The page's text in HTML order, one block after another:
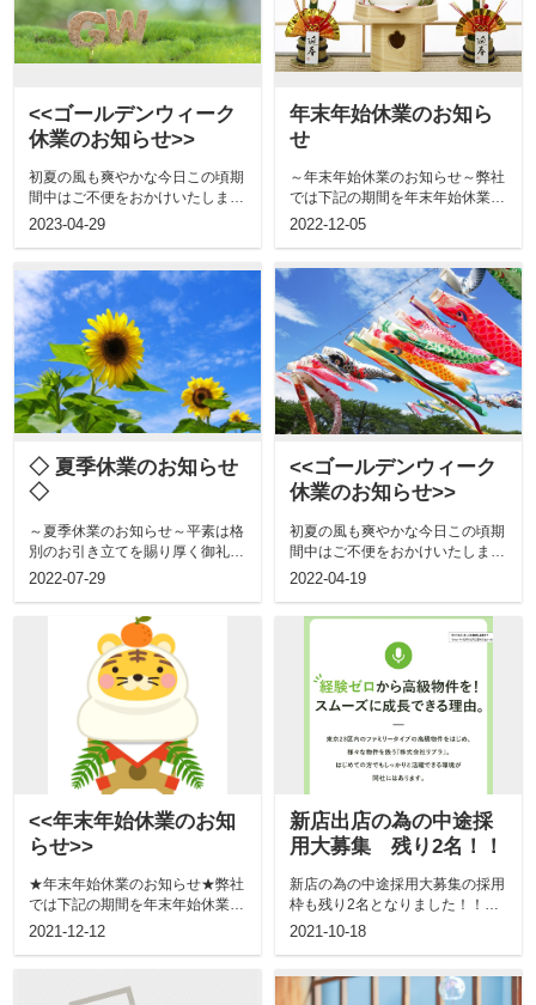
<<ゴールデンウィーク
休業のお知らせ>>
初夏の風も爽やかな今日この頃期
間中はご不便をおかけいたします
が、何卒ご了承くださいますよう
2023-04-29
年末年始休業のお知ら
せ
～年末年始休業のお知らせ～弊社
では下記の期間を年末年始休業と
させていただきます。期間中はご
2022-12-05
◇ 夏季休業のお知らせ
◇
～夏季休業のお知らせ～平素は格
別のお引き立てを賜り厚く御礼申
し上げます。さて、弊社では下記
2022-07-29
<<ゴールデンウィーク
休業のお知らせ>>
初夏の風も爽やかな今日この頃期
間中はご不便をおかけいたします
が、何卒ご了承くださいますよう
2022-04-19
<<年末年始休業のお知
らせ>>
★年末年始休業のお知らせ★弊社
では下記の期間を年末年始休業と
させていただきます。期間中はご
2021-12-12
新店出店の為の中途採
用大募集 残り2名！！
新店の為の中途採用大募集の採用
枠も残り2名となりました！！不
動産仲介業の中で型破りな事業戦
2021-10-18